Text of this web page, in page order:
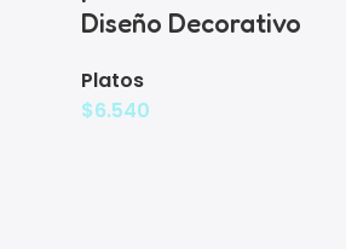
Diseño Decorativo
Platos
$6.540